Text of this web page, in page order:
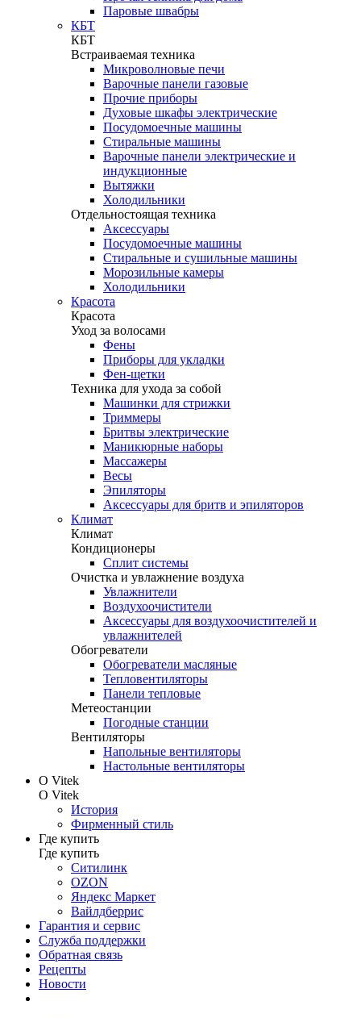
Паровые швабры
КБТ
КБТ
Встраиваемая техника
Микроволновые печи
Варочные панели газовые
Прочие приборы
Духовые шкафы электрические
Посудомоечные машины
Стиральные машины
Варочные панели электрические и
индукционные
Вытяжки
Холодильники
Отдельностоящая техника
Аксессуары
Посудомоечные машины
Стиральные и сушильные машины
Морозильные камеры
Холодильники
Красота
Красота
Уход за волосами
Фены
Приборы для укладки
Фен-щетки
Техника для ухода за собой
Машинки для стрижки
Триммеры
Бритвы электрические
Маникюрные наборы
Массажеры
Весы
Эпиляторы
Аксессуары для бритв и эпиляторов
Климат
Климат
Кондиционеры
Сплит системы
Очистка и увлажнение воздуха
Увлажнители
Воздухоочистители
Аксессуары для воздухоочистителей и
увлажнителей
Обогреватели
Обогреватели масляные
Тепловентиляторы
Панели тепловые
Метеостанции
Погодные станции
Вентиляторы
Напольные вентиляторы
Настольные вентиляторы
О Vitek
О Vitek
История
Фирменный стиль
Где купить
Где купить
Ситилинк
OZON
Яндекс Маркет
Вайлдберрис
Гарантия и сервис
Служба поддержки
Обратная связь
Рецепты
Новости